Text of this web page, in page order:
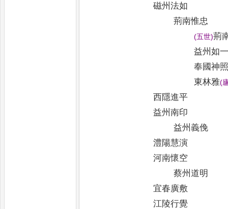
磁州法如
荊南惟忠
(五世)荊
益州如
奉國神
東林雅(
西隱進平
益州南印
益州義俛
澧陽慧演
河南懷空
蔡州道明
宜春廣敷
江陵行覺